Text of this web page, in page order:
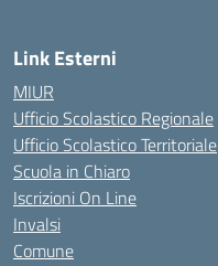
Link Esterni
MIUR
Ufficio Scolastico Regionale
Ufficio Scolastico Territoriale
Scuola in Chiaro
Iscrizioni On Line
Invalsi
Comune